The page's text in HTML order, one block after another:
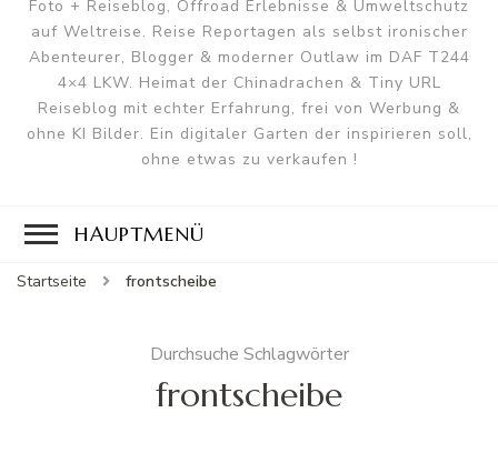
Foto + Reiseblog, Offroad Erlebnisse & Umweltschutz
auf Weltreise. Reise Reportagen als selbst ironischer
Abenteurer, Blogger & moderner Outlaw im DAF T244
4×4 LKW. Heimat der Chinadrachen & Tiny URL
Reiseblog mit echter Erfahrung, frei von Werbung &
ohne KI Bilder. Ein digitaler Garten der inspirieren soll,
ohne etwas zu verkaufen !
HAUPTMENÜ
Startseite frontscheibe
Durchsuche Schlagwörter
frontscheibe